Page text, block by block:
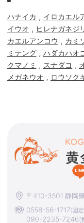
ハナイカ , イロカエル
イウオ , ヒレナガネジ
カエルアンコウ , カミ
ミテング , ハダカハオ
クマノミ , スナダコ ,
メガネウオ , ロウソク
〒410-3501 静岡
0558-56-1717[固
090-2235-7246[